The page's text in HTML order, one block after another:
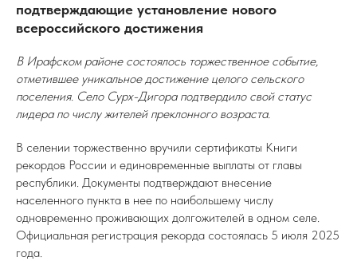
подтверждающие установление нового
всероссийского достижения
В Ирафском районе состоялось торжественное событие,
отметившее уникальное достижение целого сельского
поселения. Село Сурх-Дигора подтвердило свой статус
лидера по числу жителей преклонного возраста.
В селении торжественно вручили сертификаты Книги
рекордов России и единовременные выплаты от главы
республики. Документы подтверждают внесение
населенного пункта в нее по наибольшему числу
одновременно проживающих долгожителей в одном селе.
Официальная регистрация рекорда состоялась 5 июля 2025
года.